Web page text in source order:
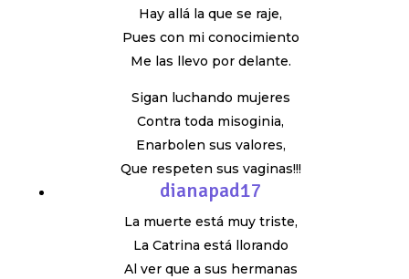
Hay allá la que se raje,
Pues con mi conocimiento
Me las llevo por delante.
Sigan luchando mujeres
Contra toda misoginia,
Enarbolen sus valores,
Que respeten sus vaginas!!!
dianapad17
La muerte está muy triste,
La Catrina está llorando
Al ver que a sus hermanas